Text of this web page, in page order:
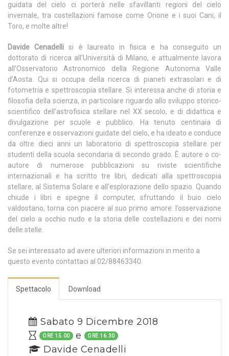
guidata del cielo ci porterà nelle sfavillanti regioni del cielo
invernale, tra costellazioni famose come Orione e i suoi Cani, il
Toro, e molte altre!
Davide Cenadellisi è laureato in fisica e ha conseguito un
dottorato di ricerca all’Università di Milano, e attualmente lavora
all’Osservatorio Astronomico della Regione Autonoma Valle
d’Aosta. Qui si occupa della ricerca di pianeti extrasolari e di
fotometria e spettroscopia stellare. Si interessa anche di storia e
filosofia della scienza, in particolare riguardo allo sviluppo storico-
scientifico dell’astrofisica stellare nel XX secolo, e di didattica e
divulgazione per scuole e pubblico. Ha tenuto centinaia di
conferenze e osservazioni guidate del cielo, e ha ideato e conduce
da oltre dieci anni un laboratorio di spettroscopia stellare per
studenti della scuola secondaria di secondo grado. È autore o co-
autore di numerose pubblicazioni su riviste scientifiche
internazionali e ha scritto tre libri, dedicati alla spettroscopia
stellare, al Sistema Solare e all’esplorazione dello spazio. Quando
chiude i libri e spegne il computer, sfruttando il buio cielo
valdostano, torna con piacere al suo primo amore: l’osservazione
del cielo a occhio nudo e la storia delle costellazioni e dei nomi
delle stelle.
Se sei interessato ad avere ulteriori informazioni in merito a
questo evento contattaci al 02/88463340.
Spettacolo Download
Sabato 9 Dicembre 2018
ORE 15.00 e ORE 16.30
Davide Cenadelli